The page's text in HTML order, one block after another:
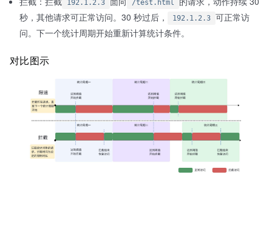
192.1.2.3 /test.html
秒，其他请求可正常访问。30 秒过后，
192.1.2.3 可正常访
问。下一个统计周期开始重新计算统计条件。
对比图示